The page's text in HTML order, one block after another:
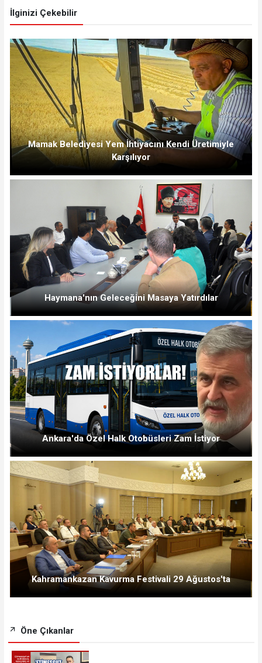
İlginizi Çekebilir
Mamak Belediyesi Yem İhtiyacını Kendi Üretimiyle
Karşılıyor
Haymana'nın Geleceğini Masaya Yatırdılar
Ankara'da Özel Halk Otobüsleri Zam İstiyor
Kahramankazan Kavurma Festivali 29 Ağustos'ta
Öne Çıkanlar